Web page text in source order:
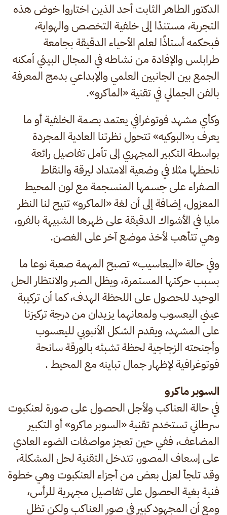
الدكتور الطاهر الثابت أحد الذين اختاروا خوض هذه
التجربة، مستندًا إلى خلفية التخصص والهواية،
فبحكمه أستاذًا لعلم الأحياء الدقيقة بجامعة
طرابلس والإفادة من نشاطه في المجال البيئي أمكنه
الجمع بين الجانبين العلمي والإبداعي بدمج المعرفة
بالفن الجمالي في تقنية «الماكرو».
وكأي مشهد فوتوغرافي يعتمد بصمة الخلفية أو ما
يعرف بـ«البوكيه» تتحول نظرتنا العادية المجردة
بواسطة التكبير المجهري إلى تأمل تفاصيل رائعة
نلحظها مثلا في وضعية الامتداد ليرقة والنقاط
الصفراء على جسمها المنسجمة مع لون المحيط
المعزول، إضافة إلى أن لغة «الماكرو» تتيح لنا النظر
مليا في الأشواك الدقيقة على ظهرها الشبيهة بالفرو،
وهي تتأهب لأخذ موضع آخر على الغصن.
وفي حالة «اليعاسيب» تصبح المهمة صعبة نوعا ما
بسبب حركتها المستمرة، ويظل الصبر والانتظار الحل
الوحيد للحصول على اللحظة الهدف، كما أن تركيبة
عيني اليعسوب ولمعانهما يزيدان من درجة تركيزنا
على المشهد، ويقدم الشكل الأنبوبي لليعسوب
وأجنحته الزجاجية لحظة تشبثه بالورقة سانحة
فوتوغرافية لإظهار جمال تباينه مع المحيط .
السوبر ماكرو
في حالة العناكب ولأجل الحصول على صورة لعنكبوت
سرطاني تستخدم تقنية «السوبر ماكرو» أو التكبير
المضاعف، ففي حين تعجز مواصفات الضوء العادي
على إسعاف المصور، تتدخل التقنية لحل المشكلة،
وقد تلجأ لعزل بعض من أجزاء العنكبوت وهي خطوة
فنية بغية الحصول على تفاصيل مجهرية للرأس،
ومع أن المجهود كبير في صور العناكب ولكن تظل